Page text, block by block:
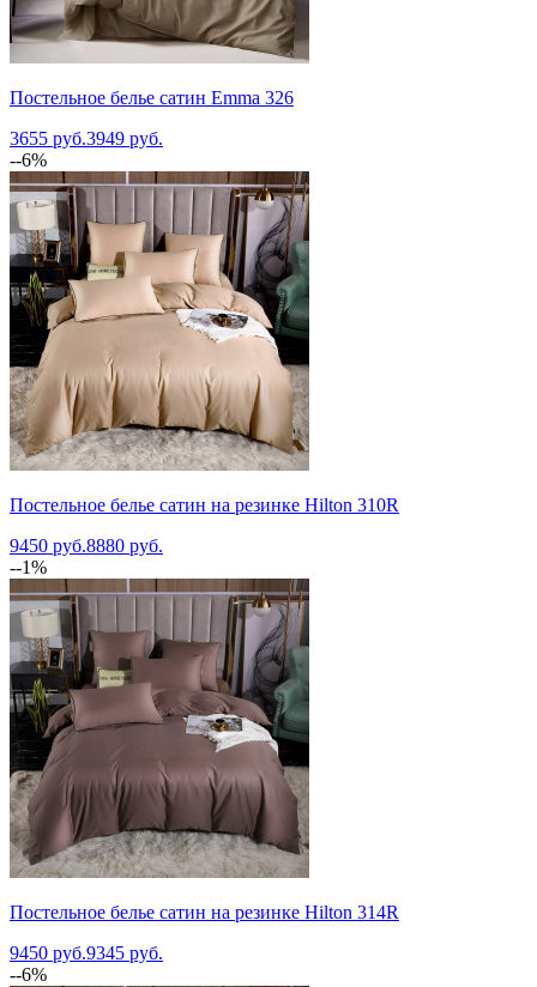
Постельное белье сатин Emma 326
3655 руб.3949 руб.
--6%
Постельное белье сатин на резинке Hilton 310R
9450 руб.8880 руб.
--1%
Постельное белье сатин на резинке Hilton 314R
9450 руб.9345 руб.
--6%